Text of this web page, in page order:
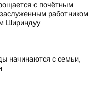
с почётным
работником
Шириндуу
начинаются с семьи,